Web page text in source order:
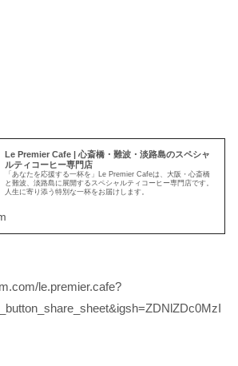
Le Premier Cafe | 心斎橋・難波・淡路島のスペシャ
ルティコーヒー専門店
「あなたを応援する一杯を」Le Premier Cafeは、大阪・心斎橋
と難波、淡路島に展開するスペシャルティコーヒー専門店です。
人生に寄り添う特別な一杯をお届けします。
le.premier.cafe?